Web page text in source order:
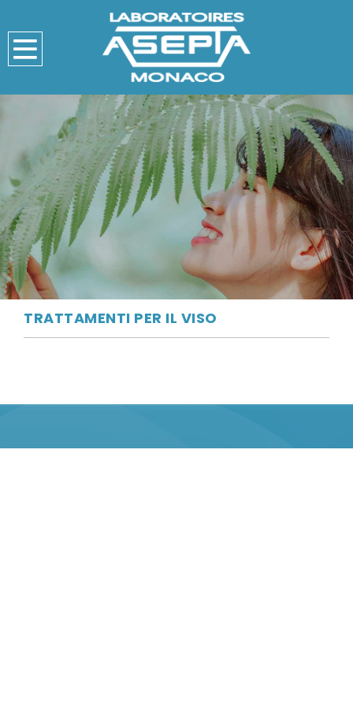
TRATTAMENTI PER IL VISO